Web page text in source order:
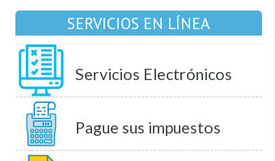
SERVICIOS EN LÍNEA
Servicios Electrónicos
Pague sus impuestos